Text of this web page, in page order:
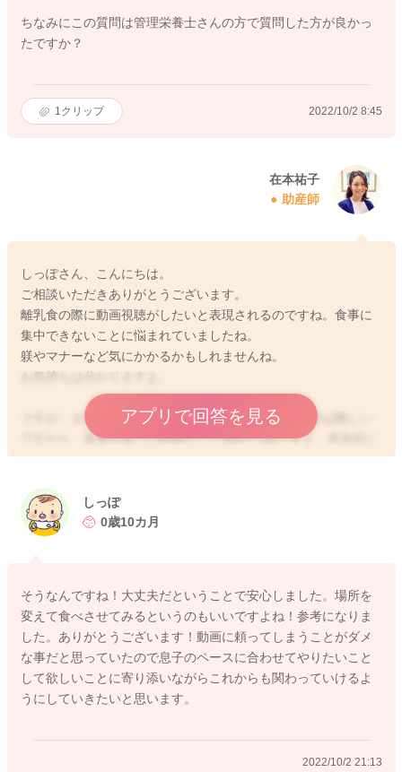
ちなみにこの質問は管理栄養士さんの方で質問した方が良かっ
たですか？
1 クリップ 2022/10/2 8:45
在本祐子
助産師
しっぽさん、こんにちは。
ご相談いただきありがとうございます。
離乳食の際に動画視聴がしたいと表現されるのですね。食事に
集中できないことに悩まれていましたね。
躾やマナーなど気にかかるかもしれませんね。
お気持ちは分かりますよ。
ですが、まだゼロ歳のお子さんが、状況を理解するのは難しい
ですから、食事を楽しい時間にして進めてOKですよ。基本的に
は、ママさんが今なさっている対応でよいと思いますが、食事
抱っこしながらキッチンでも良いですし、ベランダなどもよい
です。
れています。
またこの欲求に対して、非常に衝動性が強く行動してしまうこ
とがあります。
そのため、立ち上がりたいから立つ、動きたいから走る、食べ
たくないから口を開けない、抱っこされたいから抱っこならご
飯を食べる、ミルクを飲みたくなったからご飯はもういらな
ママさんに気を遣ってみたり、自分の利益になりそうだからや
アプリで回答を見る
しっぽ
0歳10カ月
そうなんですね！大丈夫だということで安心しました。場所を
変えて食べさせてみるというのもいいですよね！参考になりま
した。ありがとうございます！動画に頼ってしまうことがダメ
な事だと思っていたので息子のペースに合わせてやりたいこと
して欲しいことに寄り添いながらこれからも関わっていけるよ
うにしていきたいと思います。
2022/10/2 21:13